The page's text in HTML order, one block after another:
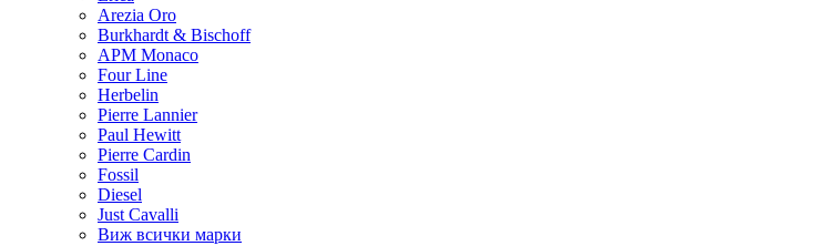
Arezia Oro
Burkhardt & Bischoff
APM Monaco
Four Line
Herbelin
Pierre Lannier
Paul Hewitt
Pierre Cardin
Fossil
Diesel
Just Cavalli
Виж всички марки